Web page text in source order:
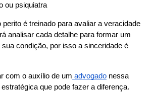
ou psiquiatra
perito é treinado para avaliar a veracidade
analisar cada detalhe para formar um
condição, por isso a sinceridade é
com o auxílio de um advogado nessa
que pode fazer a diferença.